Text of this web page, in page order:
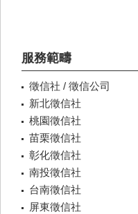
服務範疇
徵信社 / 徵信公司
新北徵信社
桃園徵信社
苗栗徵信社
彰化徵信社
南投徵信社
台南徵信社
屏東徵信社